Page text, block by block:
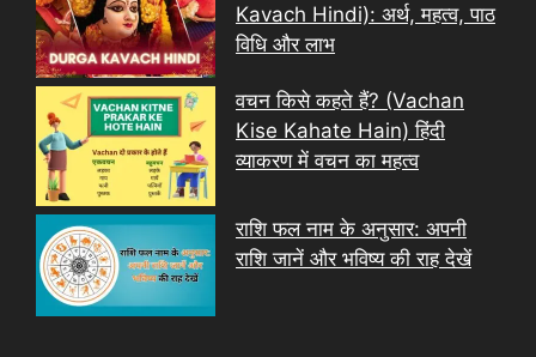
Kavach Hindi): अर्थ, महत्व, पाठ
विधि और लाभ
वचन किसे कहते हैं? (Vachan
Kise Kahate Hain) हिंदी
व्याकरण में वचन का महत्व
राशि फल नाम के अनुसार: अपनी
राशि जानें और भविष्य की राह देखें